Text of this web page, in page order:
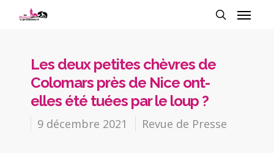
Les deux petites chèvres de
Colomars près de Nice ont-
elles été tuées par le loup ?
9 décembre 2021 Revue de Presse